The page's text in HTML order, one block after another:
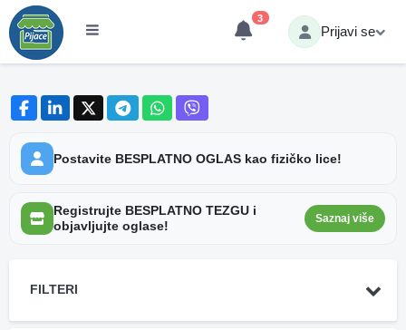
3
Prijavi se
Postavite BESPLATNO OGLAS kao fizičko lice!
Registrujte BESPLATNO TEZGU i
objavljujte oglase!
Saznaj više
FILTERI